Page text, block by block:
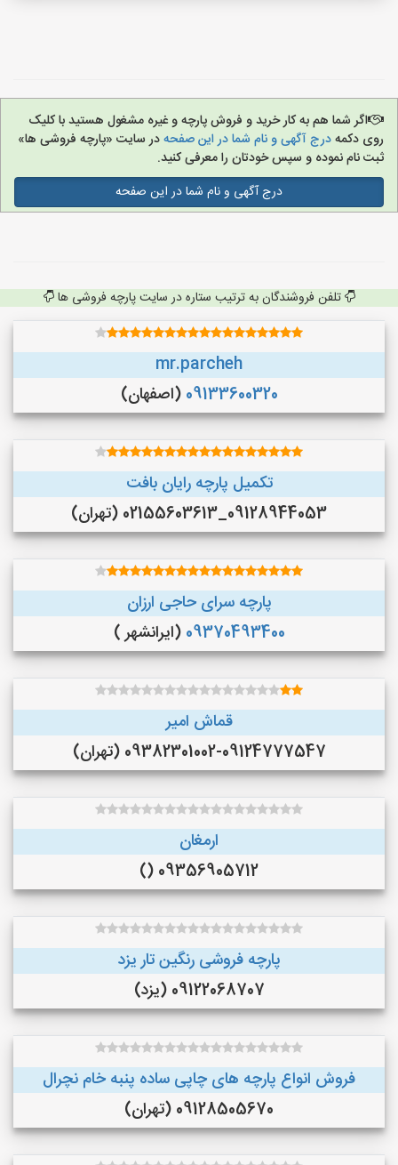
اگر شما هم به کار خرید و فروش پارچه و غیره مشغول هستید با کلیک
روی دکمهدرج آگهی و نام شما در این صفحهدر سایت «پارچه فروشی ها»
ثبت نام نموده و سپس خودتان را معرفی کنید.
درج آگهی و نام شما در این صفحه
تلفن فروشندگان به ترتیب ستاره در سایت پارچه فروشی ها
mr.parcheh
09133600320 (اصفهان)
تکمیل پارچه رایان بافت
09128944053_02155603613 (تهران)
پارچه سرای حاجی ارزان
09370493400 (ایرانشهر )
قماش امیر
09382301002-09124777547 (تهران)
ارمغان
09356905712 ()
پارچه فروشی رنگین تار یزد
09122068707 (یزد)
فروش انواع پارچه های چاپی ساده پنبه خام نچرال
09128505670 (تهران)